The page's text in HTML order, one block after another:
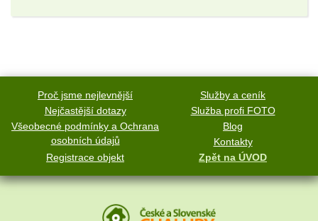
Proč jsme nejlevnější
Služby a ceník
Nejčastější dotazy
Služba profi FOTO
Všeobecné podmínky a Ochrana
osobních údajů
Blog
Kontakty
Registrace objekt
Zpět na ÚVOD